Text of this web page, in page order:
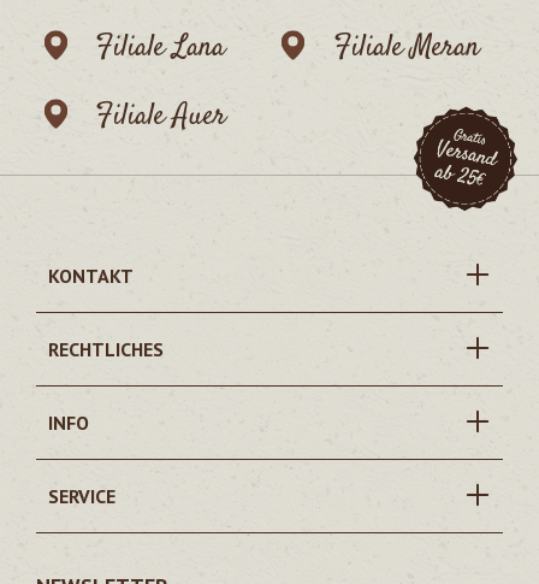
Filiale Lana
Filiale Meran
Filiale Auer
KONTAKT
RECHTLICHES
INFO
SERVICE